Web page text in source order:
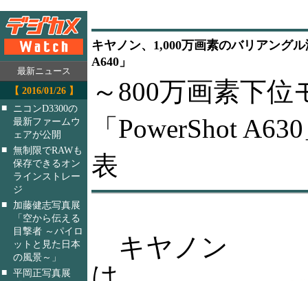
最新ニュース
【 2016/01/26 】
■
ニコンD3300の
最新ファームウ
ェアが公開
■ 無制限でRAWも
保存できるオン
ラインストレー
ジ
■
加藤健志写真展
「空から伝える
目撃者 ～パイロ
ットと見た日本
の風景～」
■ 平岡正写真展
キヤノン、1,000万画素のバリアング
A640」
～800万画素下位
「PowerShot
表
キヤノン